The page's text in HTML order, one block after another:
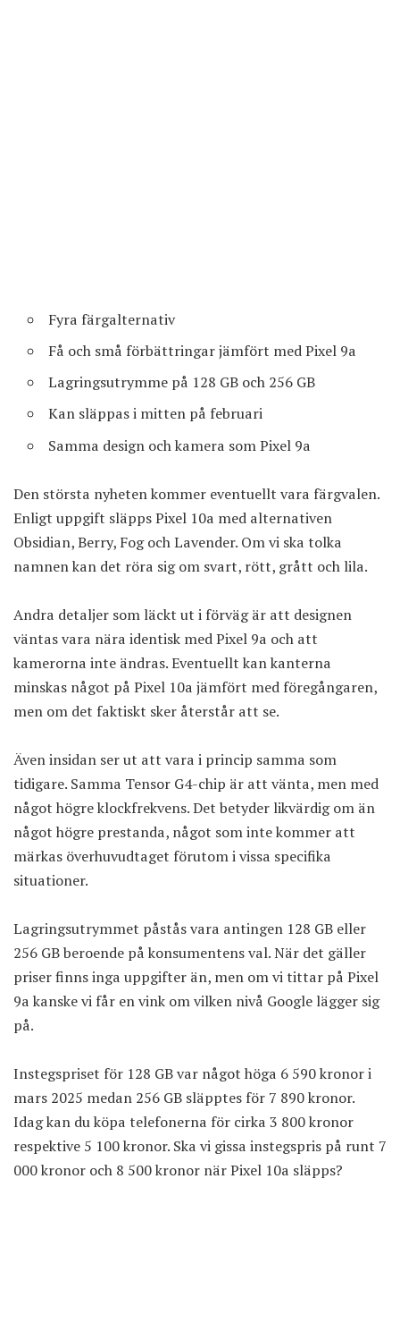
Fyra färgalternativ
Få och små förbättringar jämfört med Pixel 9a
Lagringsutrymme på 128 GB och 256 GB
Kan släppas i mitten på februari
Samma design och kamera som Pixel 9a
Den största nyheten kommer eventuellt vara färgvalen.
Enligt uppgift släpps Pixel 10a med alternativen
Obsidian, Berry, Fog och Lavender. Om vi ska tolka
namnen kan det röra sig om svart, rött, grått och lila.
Andra detaljer som läckt ut i förväg är att designen
väntas vara nära identisk med Pixel 9a och att
kamerorna inte ändras. Eventuellt kan kanterna
minskas något på Pixel 10a jämfört med föregångaren,
men om det faktiskt sker återstår att se.
Även insidan ser ut att vara i princip samma som
tidigare. Samma Tensor G4-chip är att vänta, men med
något högre klockfrekvens. Det betyder likvärdig om än
något högre prestanda, något som inte kommer att
märkas överhuvudtaget förutom i vissa specifika
situationer.
Lagringsutrymmet påstås vara antingen 128 GB eller
256 GB beroende på konsumentens val. När det gäller
priser finns inga uppgifter än, men om vi tittar på Pixel
9a kanske vi får en vink om vilken nivå Google lägger sig
på.
Instegspriset för 128 GB var något höga 6 590 kronor i
mars 2025 medan 256 GB släpptes för 7 890 kronor.
Idag kan du köpa telefonerna för cirka 3 800 kronor
respektive 5 100 kronor. Ska vi gissa instegspris på runt 7
000 kronor och 8 500 kronor när Pixel 10a släpps?